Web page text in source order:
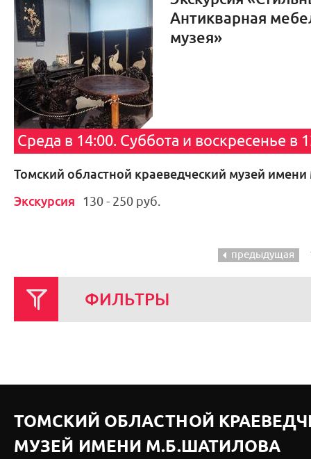
Антикварная
музея»
Среда в 14:00. Суббота и воскресенье в
Томский областной краеведческий музей
Экскурсия
130 - 250 руб.
предыдущая
ФИЛЬТРЫ
ТОМСКИЙ ОБЛАСТНОЙ
МУЗЕЙ ИМЕНИ М.Б.ШАТИЛОВА